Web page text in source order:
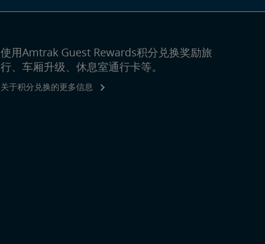
使用Amtrak Guest Rewards积分兑换奖励旅
行、车厢升级、休息室通行卡等。
关于积分兑换的更多信息